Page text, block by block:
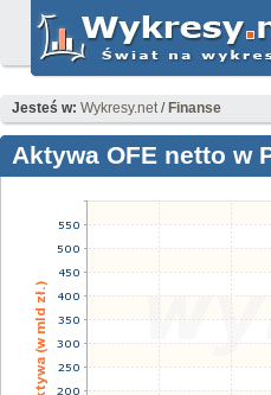
Jesteś w: Wykresy.net/ Finanse
Aktywa OFE netto w